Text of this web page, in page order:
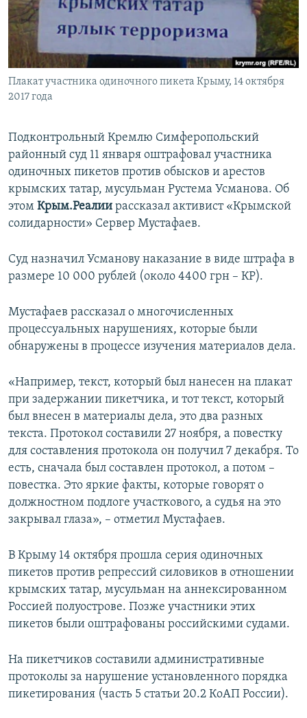
ПОБЕДИТЕЛЕЙ НЕ СУДЯТ?
КРЫМ.НЕПОКОРЕННЫЙ
ELIFBE
УКРАИНСКАЯ ПРОБЛЕМА КРЫМА
ПРИСОЕДИНЯЙТЕСЬ!
Все сайты RFE/RL
Плакат участника одиночного пикета Крыму, 14 октября
2017 года
Подконтрольный Кремлю Симферопольский
районный суд 11 января оштрафовал участника
одиночных пикетов против обысков и арестов
крымских татар, мусульман Рустема Усманова. Об
этом Крым.Реалии рассказал активист «Крымской
солидарности» Сервер Мустафаев.
Суд назначил Усманову наказание в виде штрафа в
размере 10 000 рублей (около 4400 грн – КР).
Мустафаев рассказал о многочисленных
процессуальных нарушениях, которые были
обнаружены в процессе изучения материалов дела.
«Например, текст, который был нанесен на плакат
при задержании пикетчика, и тот текст, который
был внесен в материалы дела, это два разных
текста. Протокол составили 27 ноября, а повестку
для составления протокола он получил 7 декабря. То
есть, сначала был составлен протокол, а потом –
повестка. Это яркие факты, которые говорят о
должностном подлоге участкового, а судья на это
закрывал глаза», – отметил Мустафаев.
В Крыму 14 октября прошла серия одиночных
пикетов против репрессий силовиков в отношении
крымских татар, мусульман на аннексированном
Россией полуострове. Позже участники этих
пикетов были оштрафованы российскими судами.
На пикетчиков составили административные
протоколы за нарушение установленного порядка
пикетирования (часть 5 статьи 20.2 КоАП России).